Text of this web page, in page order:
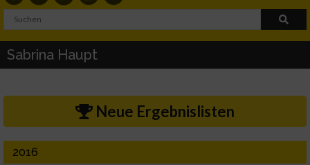
Sabrina Haupt
Neue Ergebnislisten
2016